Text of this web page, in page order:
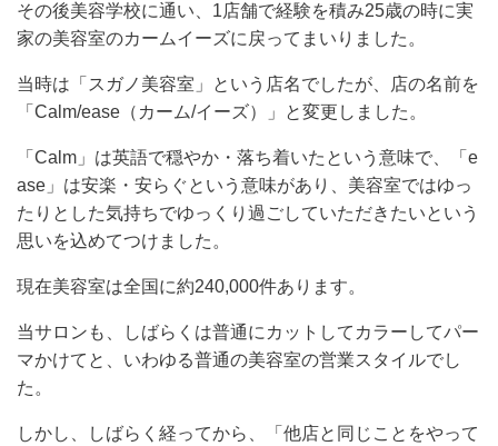
その後美容学校に通い、1店舗で経験を積み25歳の時に実
家の美容室のカームイーズに戻ってまいりました。
当時は「スガノ美容室」という店名でしたが、店の名前を
「Calm/ease（カーム/イーズ）」と変更しました。
「Calm」は英語で穏やか・落ち着いたという意味で、「e
ase」は安楽・安らぐという意味があり、美容室ではゆっ
たりとした気持ちでゆっくり過ごしていただきたいという
思いを込めてつけました。
現在美容室は全国に約240,000件あります。
当サロンも、しばらくは普通にカットしてカラーしてパー
マかけてと、いわゆる普通の美容室の営業スタイルでし
た。
しかし、しばらく経ってから、「他店と同じことをやって